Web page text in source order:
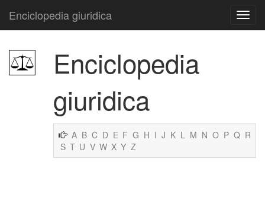
Enciclopedia giuridica
Enciclopedia
giuridica
A B C D E F G H I J K L M N O P Q R
S T U V W X Y Z